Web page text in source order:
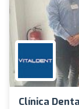
Clínica